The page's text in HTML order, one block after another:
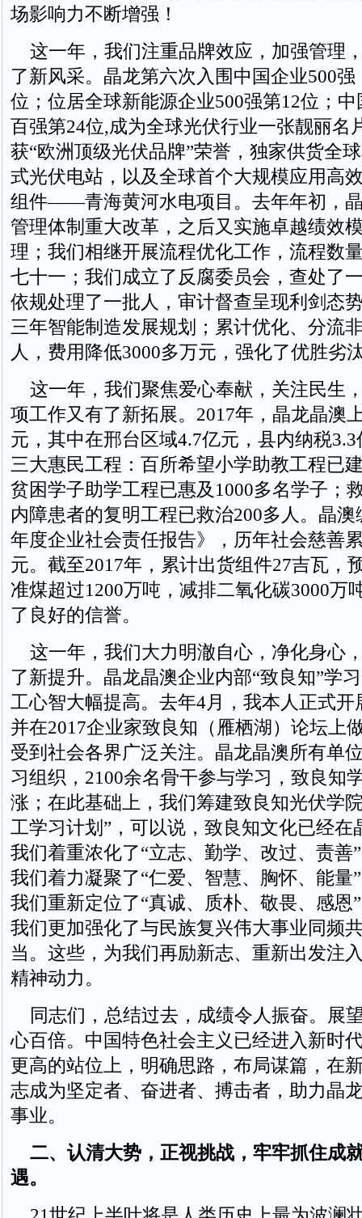
场影响力不断增强！
这一年，我们注重品牌效应，加强管理
了新风采。晶龙第六次入围中国企业500强
位；位居全球新能源企业500强第12位；
百强第24位,成为全球光伏行业一张靓丽名
获“欧洲顶级光伏品牌”荣誉，独家供货全
式光伏电站，以及全球首个大规模应用高
组件——青海黄河水电项目。去年年初，
管理体制重大改革，之后又实施卓越绩效
理；我们相继开展流程优化工作，流程数
七十一；我们成立了反腐委员会，查处了
依规处理了一批人，审计督查呈现利剑态
三年智能制造发展规划；累计优化、分流
人，费用降低3000多万元，强化了优胜劣
这一年，我们聚焦爱心奉献，关注民生
项工作又有了新拓展。2017年，晶龙晶澳
元，其中在邢台区域4.7亿元，县内纳税
三大惠民工程：百所希望小学助教工程已
贫困学子助学工程已惠及1000多名学子；
内障患者的复明工程已救治200多人。晶澳
年度企业社会责任报告》，历年社会慈善
元。截至2017年，累计出货组件27吉瓦，
准煤超过1200万吨，减排二氧化碳3000万
了良好的信誉。
这一年，我们大力明澈自心，净化身心
了新提升。晶龙晶澳企业内部“致良知”学
工心智大幅提高。去年4月，我本人正式开
并在2017企业家致良知（雁栖湖）论坛上
受到社会各界广泛关注。晶龙晶澳所有单
习组织，2100余名骨干参与学习，致良知
涨；在此基础上，我们筹建致良知光伏学
工学习计划”，可以说，致良知文化已经在
我们着重浓化了“立志、勤学、改过、责善
我们着力凝聚了“仁爱、智慧、胸怀、能量
我们重新定位了“真诚、质朴、敬畏、感恩
我们更加强化了与民族复兴伟大事业同频
当。这些，为我们再励新志、重新出发注
精神动力。
同志们，总结过去，成绩令人振奋。展
心百倍。中国特色社会主义已经进入新时
更高的站位上，明确思路，布局谋篇，在
志成为坚定者、奋进者、搏击者，助力晶
事业。
二、认清大势，正视挑战，牢牢抓住成
遇。